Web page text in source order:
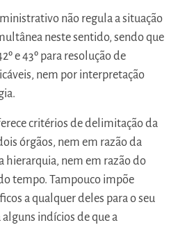
não regula a situação
neste sentido, sendo que
e 43º para resolução de
nem por interpretação
critérios de delimitação da
órgãos, nem em razão da
hierarquia, nem em razão do
tempo. Tampouco impõe
a qualquer deles para o seu
indícios de que a